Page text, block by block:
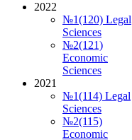
2022
№1(120) Legal
Sciences
№2(121)
Economic
Sciences
2021
№1(114) Legal
Sciences
№2(115)
Economic